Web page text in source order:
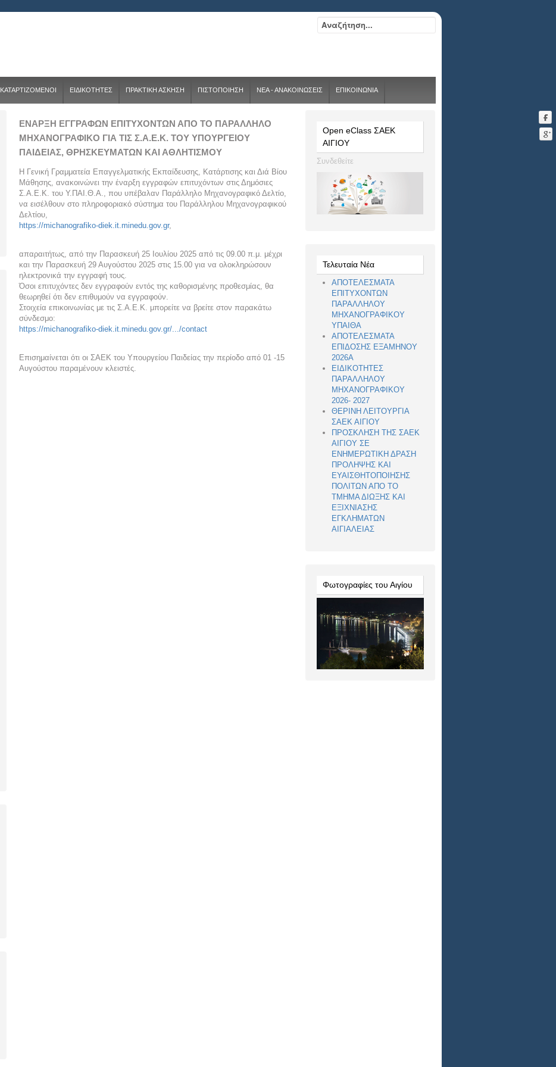
ΚΑΤΑΡΤΙΖΟΜΕΝΟΙ ΕΙΔΙΚΟΤΗΤΕΣ ΠΡΑΚΤΙΚΗ ΑΣΚΗΣΗ ΠΙΣΤΟΠΟΙΗΣΗ ΝΕΑ - ΑΝΑΚΟΙΝΩΣΕΙΣ ΕΠΙΚΟΙΝΩΝΙΑ
ΕΝΑΡΞΗ ΕΓΓΡΑΦΩΝ ΕΠΙΤΥΧΟΝΤΩΝ ΑΠΟ ΤΟ ΠΑΡΑΛΛΗΛΟ
ΜΗΧΑΝΟΓΡΑΦΙΚO ΓΙΑ ΤΙΣ Σ.Α.Ε.Κ. ΤΟΥ ΥΠΟΥΡΓΕΙΟΥ
ΠΑΙΔΕΙΑΣ, ΘΡΗΣΚΕΥΜΑΤΩΝ ΚΑΙ ΑΘΛΗΤΙΣΜΟΥ
H Γενική Γραμματεία Επαγγελματικής Εκπαίδευσης, Κατάρτισης και Διά Βίου
Μάθησης, ανακοινώνει την έναρξη εγγραφών επιτυχόντων στις Δημόσιες
Σ.Α.Ε.Κ. του Υ.ΠΑΙ.Θ.Α., που υπέβαλαν Παράλληλο Μηχανογραφικό Δελτίο,
να εισέλθουν στο πληροφοριακό σύστημα του Παράλληλου Μηχανογραφικού
Δελτίου,
https://michanografiko-diek.it.minedu.gov.gr,
απαραιτήτως, από την Παρασκευή 25 Ιουλίου 2025 από τις 09.00 π.μ. μέχρι
και την Παρασκευή 29 Αυγούστου 2025 στις 15.00 για να ολοκληρώσουν
ηλεκτρονικά την εγγραφή τους.
Όσοι επιτυχόντες δεν εγγραφούν εντός της καθορισμένης προθεσμίας, θα
θεωρηθεί ότι δεν επιθυμούν να εγγραφούν.
Στοιχεία επικοινωνίας με τις Σ.Α.Ε.Κ. μπορείτε να βρείτε στον παρακάτω
σύνδεσμο:
https://michanografiko-diek.it.minedu.gov.gr/.../contact
Επισημαίνεται ότι οι ΣΑΕΚ του Υπουργείου Παιδείας την περίοδο από 01 -15
Αυγούστου παραμένουν κλειστές.
Open eClass ΣΑΕΚ
ΑΙΓΙΟΥ
Συνδεθείτε
Τελευταία Νέα
ΑΠΟΤΕΛΕΣΜΑΤΑ
ΕΠΙΤΥΧΟΝΤΩΝ
ΠΑΡΑΛΛΗΛΟΥ
ΜΗΧΑΝΟΓΡΑΦΙΚΟΥ
ΥΠΑΙΘΑ
ΑΠΟΤΕΛΕΣΜΑΤΑ
ΕΠΙΔΟΣΗΣ ΕΞΑΜΗΝΟΥ
2026Α
ΕΙΔΙΚΟΤΗΤΕΣ
ΠΑΡΑΛΛΗΛΟΥ
ΜΗΧΑΝΟΓΡΑΦΙΚΟΥ
2026- 2027
ΘΕΡΙΝΗ ΛΕΙΤΟΥΡΓΙΑ
ΣΑΕΚ ΑΙΓΙΟΥ
ΠΡΟΣΚΛΗΣΗ ΤΗΣ ΣΑΕΚ
ΑΙΓΙΟΥ ΣΕ
ΕΝΗΜΕΡΩΤΙΚΗ ΔΡΑΣΗ
ΠΡΟΛΗΨΗΣ ΚΑΙ
ΕΥΑΙΣΘΗΤΟΠΟΙΗΣΗΣ
ΠΟΛΙΤΩΝ ΑΠΟ ΤΟ
ΤΜΗΜΑ ΔΙΩΞΗΣ ΚΑΙ
ΕΞΙΧΝΙΑΣΗΣ
ΕΓΚΛΗΜΑΤΩΝ
ΑΙΓΙΑΛΕΙΑΣ
Φωτογραφίες του Αιγίου